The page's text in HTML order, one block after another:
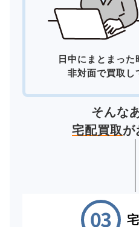
日中にまとまった
非対面で買取し
そんな
宅配買取が